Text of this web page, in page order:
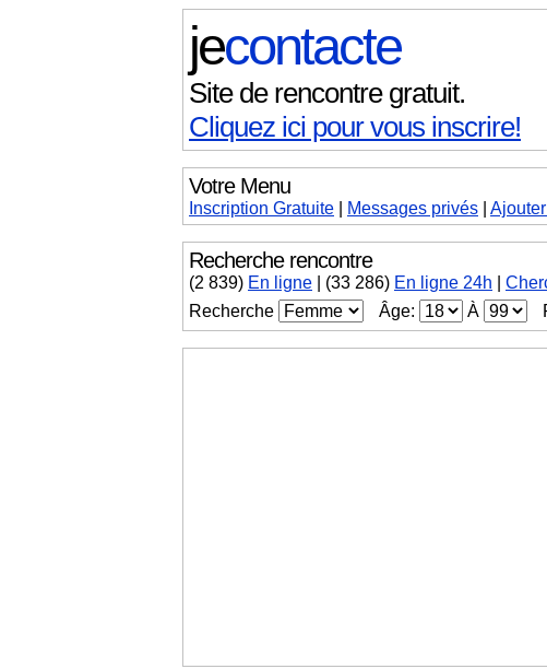
jecontacte
Site de rencontre gratuit.
Cliquez ici pour vous inscrire!
Votre Menu
Inscription Gratuite Messages privés
Recherche rencontre
(2 839) En ligne (33 286) En ligne 24h
Recherche
Âge: À